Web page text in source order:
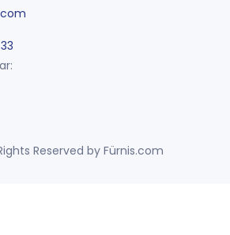
Reserved by Fürnis.com